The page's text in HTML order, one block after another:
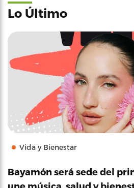
Lo Último
Vida y Bienestar
Bayamón será sede del
une música, salud y